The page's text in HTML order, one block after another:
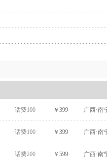
话费100 ￥399 广西·南
话费100 ￥399 广西·南
话费200 ￥599 广西·南